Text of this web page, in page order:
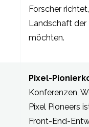
Forscher
Landschaft
möchten.
Pixel-
Konferenzen,
Pixel Pioneers
Front-End-